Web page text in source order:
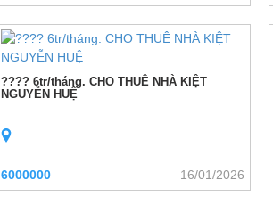
???? 6tr/tháng. CHO THUÊ NHÀ KIỆT
NGUYỄN HUỆ
6000000 16/01/2026